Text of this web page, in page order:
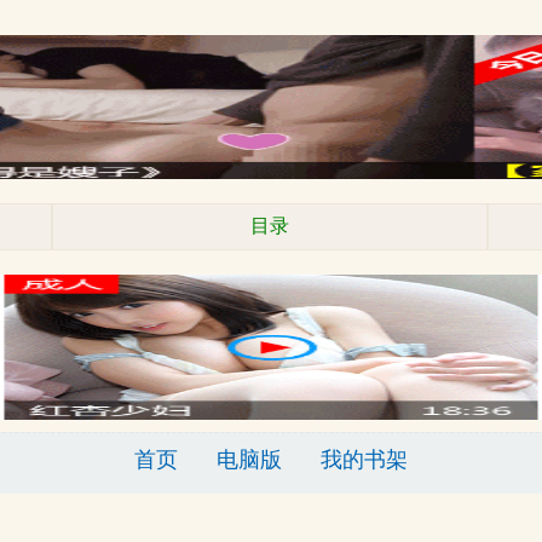
目录
首页 电脑版 我的书架